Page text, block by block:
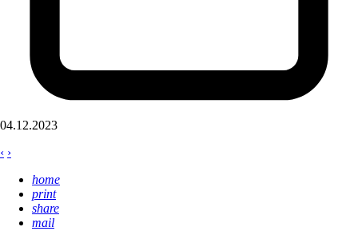
04.12.2023
‹ ›
home
print
share
mail